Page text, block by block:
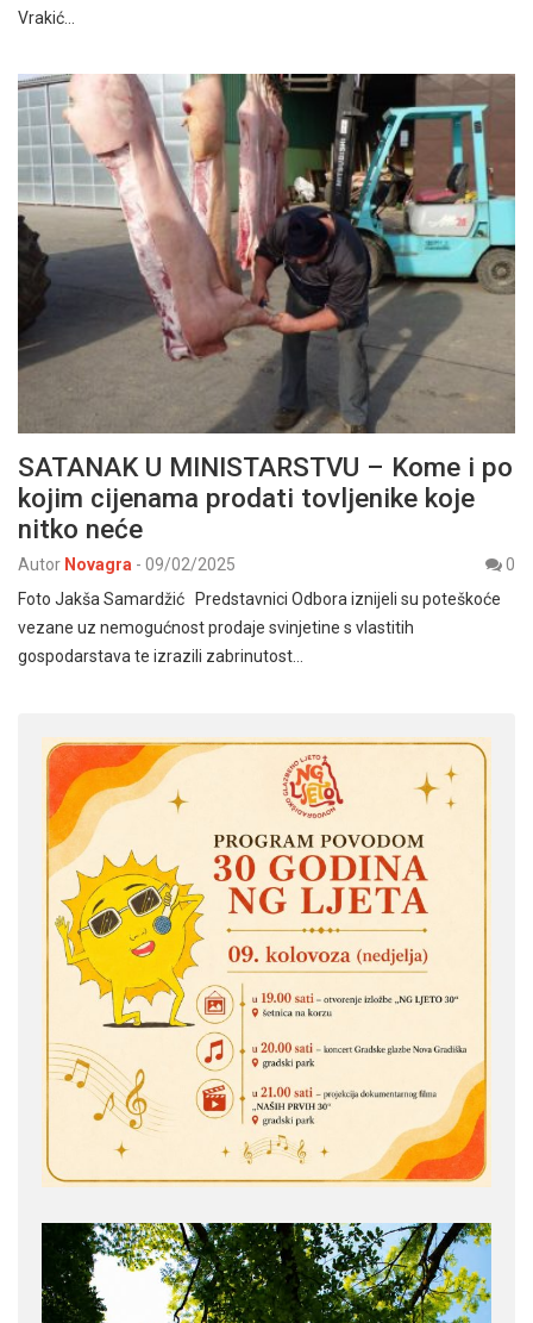
Vrakić…
SATANAK U MINISTARSTVU – Kome i po
kojim cijenama prodati tovljenike koje
nitko neće
Autor Novagra - 09/02/2025
0
Foto Jakša Samardžić Predstavnici Odbora iznijeli su poteškoće
vezane uz nemogućnost prodaje svinjetine s vlastitih
gospodarstava te izrazili zabrinutost…